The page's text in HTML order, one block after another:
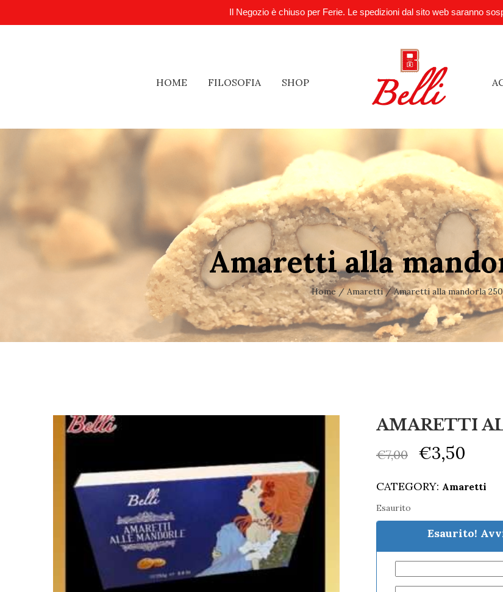
Il Negozio è chiuso per Ferie. Le spedizioni dal sito web saranno
HOME FILOSOFIA SHOP
Amaretti alla
Home/Amaretti/ Amaretti alla mandorla
AMARETTI
€7,00 €3,50
CATEGORY: Amaretti
Esaurito
Esaurito!